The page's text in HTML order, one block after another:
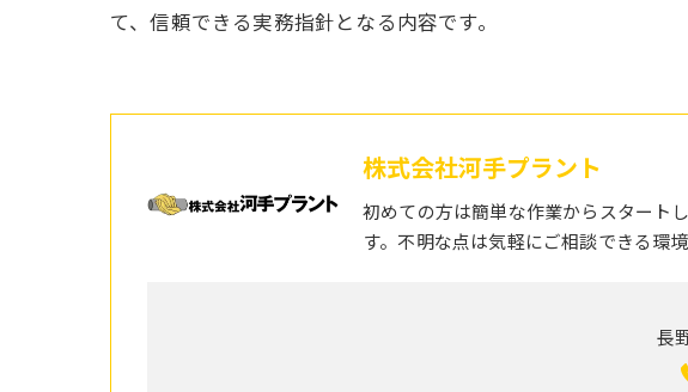
て、信頼できる実務指針となる内容です。
株式会社河手プラント
初めての方は簡単な作業からスタート
す。不明な点は気軽にご相談できる環
長